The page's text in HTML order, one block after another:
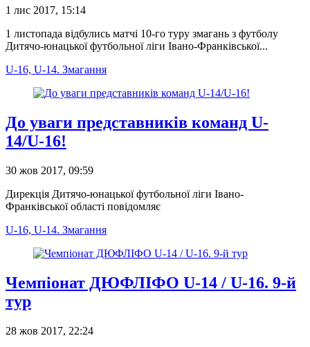
1 лис 2017, 15:14
1 листопада відбулись матчі 10-го туру змагань з футболу
Дитячо-юнацької футбольної ліги Івано-Франківської...
U-16, U-14. Змагання
До уваги представників команд U-
14/U-16!
30 жов 2017, 09:59
Дирекція Дитячо-юнацької футбольної ліги Івано-
Франківської області повідомляє
U-16, U-14. Змагання
Чемпіонат ДЮФЛІФО U-14 / U-16. 9-й
тур
28 жов 2017, 22:24